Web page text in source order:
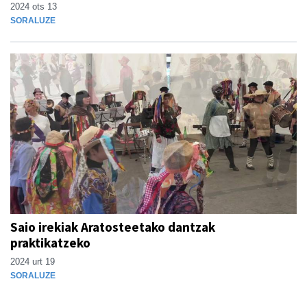
2024 ots 13
SORALUZE
Saio irekiak Aratosteetako dantzak
praktikatzeko
2024 urt 19
SORALUZE